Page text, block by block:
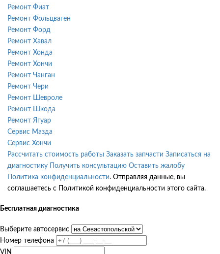
Ремонт Фиат
Ремонт Фольцваген
Ремонт Форд
Ремонт Хавал
Ремонт Хонда
Ремонт Хончи
Ремонт Чанган
Ремонт Чери
Ремонт Шевроле
Ремонт Шкода
Ремонт Ягуар
Сервис Мазда
Сервис Хончи
Рассчитать стоимость работы Заказать запчасти Записаться на
диагностику
Получить консультацию Оставить жалобу
Политика конфиденциальности. Отправляя данные, вы
соглашаетесь с Политикой конфиденциальности этого сайта.
Бесплатная диагностика
Выберите автосервис
Номер телефона
VIN